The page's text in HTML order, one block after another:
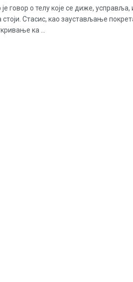
је говор о телу које се диже, усправља,
стоји. Стасис, као заустављање
ка ...